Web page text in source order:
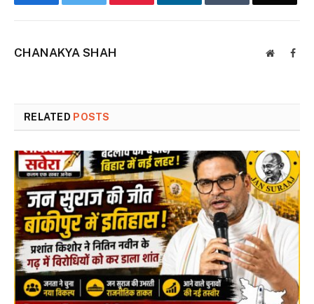
CHANAKYA SHAH Website
RELATED POSTS